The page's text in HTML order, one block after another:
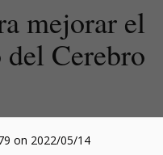
mejorar el
Cerebro
on 2022/05/14